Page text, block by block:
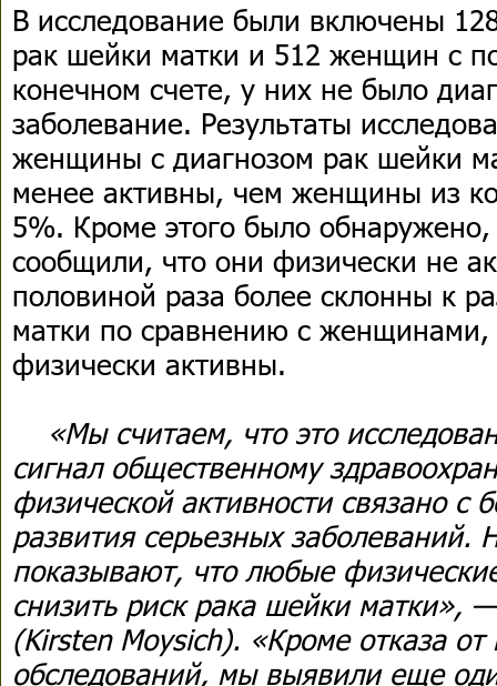
В исследование были включены
рак шейки матки и 512 женщин с
конечном счете, у них не было
заболевание. Результаты
женщины с диагнозом рак шейки
менее активны, чем женщины из
5%. Кроме этого было
сообщили, что они физически не
половиной раза более склонны к
матки по сравнению с женщинами,
физически активны.
«Мы считаем, что это
сигнал общественному
физической активности связано с
развития серьезных заболеваний.
показывают, что любые
снизить риск рака шейки матки»,
(Kirsten Moysich). «Кроме отказа
обследований, мы выявили еще